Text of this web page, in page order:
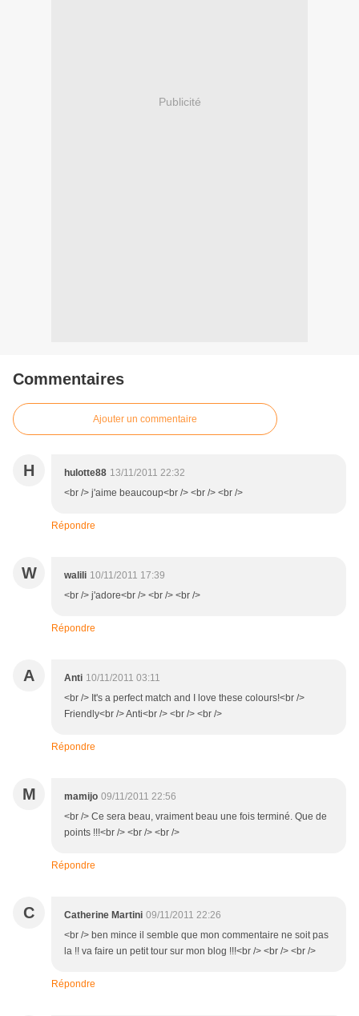
Publicité
Commentaires
Ajouter un commentaire
H hulotte88 13/11/2011 22:32
<br /> j'aime beaucoup<br /> <br /> <br />
Répondre
W walili 10/11/2011 17:39
<br /> j'adore<br /> <br /> <br />
Répondre
A Anti 10/11/2011 03:11
<br /> It's a perfect match and I love these colours!<br />
Friendly<br /> Anti<br /> <br /> <br />
Répondre
M mamijo 09/11/2011 22:56
<br /> Ce sera beau, vraiment beau une fois terminé. Que de
points !!!<br /> <br /> <br />
Répondre
C Catherine Martini 09/11/2011 22:26
<br /> ben mince il semble que mon commentaire ne soit pas
la !! va faire un petit tour sur mon blog !!!<br /> <br /> <br />
Répondre